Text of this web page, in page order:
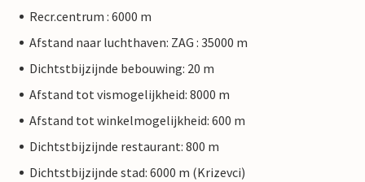
Recr.centrum : 6000 m
Afstand naar luchthaven: ZAG : 35000 m
Dichtstbijzijnde bebouwing: 20 m
Afstand tot vismogelijkheid: 8000 m
Afstand tot winkelmogelijkheid: 600 m
Dichtstbijzijnde restaurant: 800 m
Dichtstbijzijnde stad: 6000 m (Krizevci)